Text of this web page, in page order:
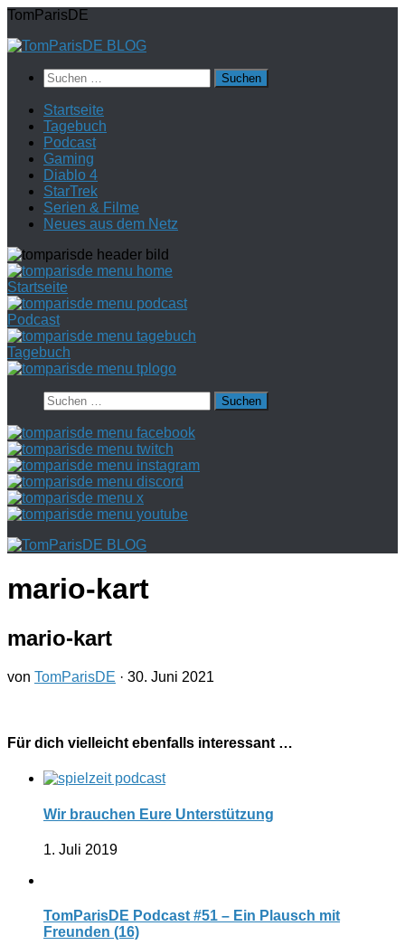
Zum
springen
TomParisDE
Suchen
nach:
Startseite
Tagebuch
Podcast
Gaming
Diablo 4
StarTrek
Serien & Filme
Neues aus dem Netz
Startseite
Podcast
Tagebuch
Suchen
nach:
mario-kart
mario-kart
von TomParisDE · 30. Juni 2021
Für dich vielleicht ebenfalls interessant …
Wir brauchen Eure Unterstützung
1. Juli 2019
TomParisDE Podcast #51 – Ein Plausch mit
Freunden (16)